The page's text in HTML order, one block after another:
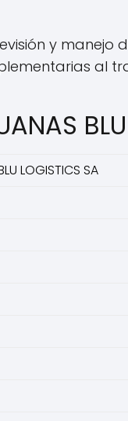
y
al
BLU
LOGISTICS SA